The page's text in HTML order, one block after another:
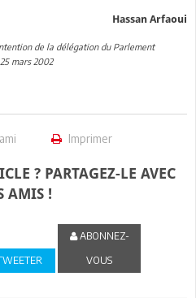
Hassan Arfaoui
de la délégation du Parlement
mars 2002
Imprimer
? PARTAGEZ-LE AVEC
AMIS !
ABONNEZ-
VOUS